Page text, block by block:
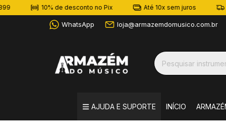
10% de desconto no Pix Até 10x sem juros
WhatsApp loja@armazemdomusico.com.br
AJUDA E SUPORTE INÍCIO